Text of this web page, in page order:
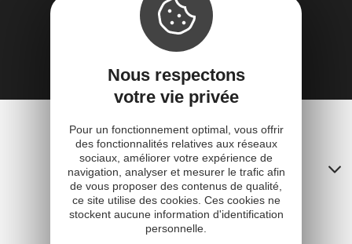
12230 Saint-Jean-et-Saint-Paul
Obtenir l'itinéraire
Contacts
Nous respectons
votre vie privée
Pour un fonctionnement optimal, vous offrir
des fonctionnalités relatives aux réseaux
sociaux, améliorer votre expérience de
navigation, analyser et mesurer le trafic afin
de vous proposer des contenus de qualité,
ce site utilise des cookies. Ces cookies ne
stockent aucune information d'identification
personnelle.